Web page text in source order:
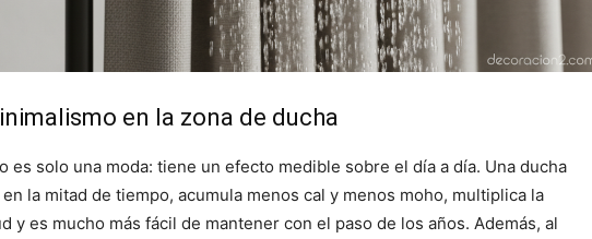
en la zona de ducha
es solo una moda: tiene un efecto medible sobre el día a día. Una ducha
la mitad de tiempo, acumula menos cal y menos moho, multiplica la
y es mucho más fácil de mantener con el paso de los años. Además, al